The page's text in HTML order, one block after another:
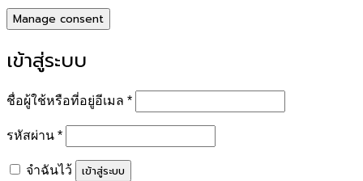
Manage consent
เข้าสู่ระบบ
ชื่อผู้ใช้หรือที่อยู่อีเมล *ต้องการ
รหัสผ่าน *ต้องการ
จำฉันไว้ เข้าสู่ระบบ